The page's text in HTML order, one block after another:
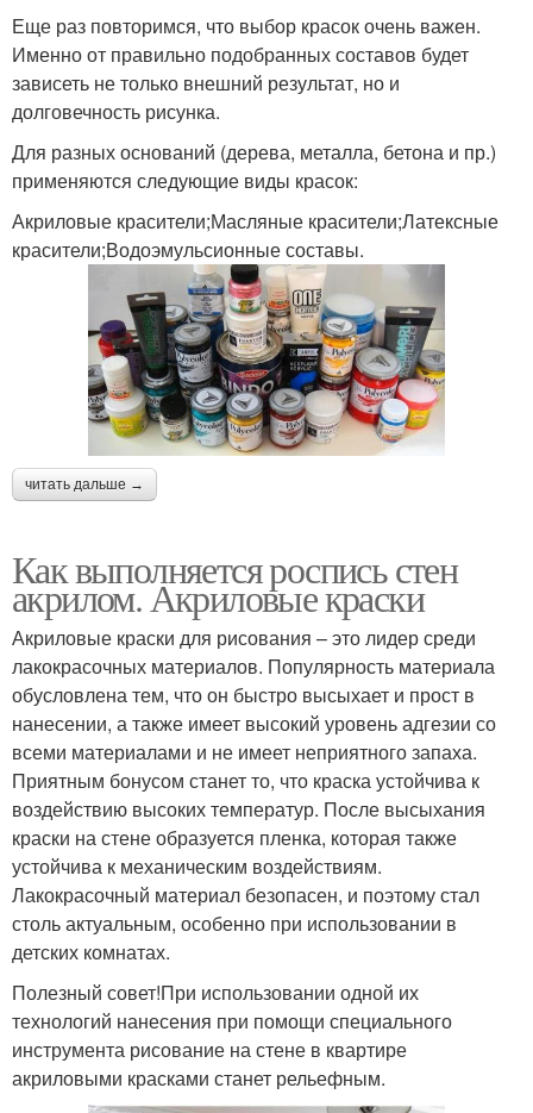
Еще раз повторимся, что выбор красок очень важен.
Именно от правильно подобранных составов будет
зависеть не только внешний результат, но и
долговечность рисунка.
Для разных оснований (дерева, металла, бетона и пр.)
применяются следующие виды красок:
Акриловые красители;Масляные красители;Латексные
красители;Водоэмульсионные составы.
читать дальше →
Как выполняется роспись стен
акрилом. Акриловые краски
Акриловые краски для рисования – это лидер среди
лакокрасочных материалов. Популярность материала
обусловлена тем, что он быстро высыхает и прост в
нанесении, а также имеет высокий уровень адгезии со
всеми материалами и не имеет неприятного запаха.
Приятным бонусом станет то, что краска устойчива к
воздействию высоких температур. После высыхания
краски на стене образуется пленка, которая также
устойчива к механическим воздействиям.
Лакокрасочный материал безопасен, и поэтому стал
столь актуальным, особенно при использовании в
детских комнатах.
Полезный совет!При использовании одной их
технологий нанесения при помощи специального
инструмента рисование на стене в квартире
акриловыми красками станет рельефным.